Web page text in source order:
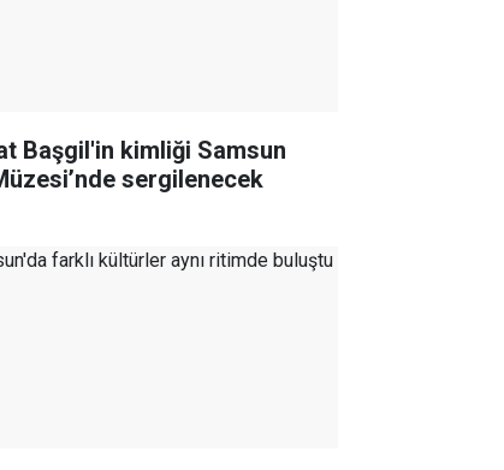
Başgil'in kimliği Samsun
sergilenecek